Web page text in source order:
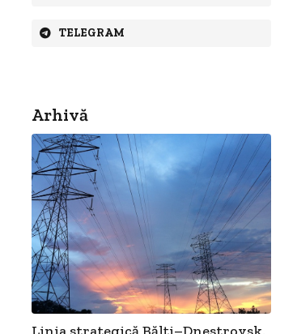
TELEGRAM
Arhivă